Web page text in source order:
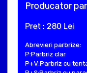
Producator
Pret : 280 Lei
Abrevieri parbrize:
P:Parbriz clar
P+V:Parbriz cu